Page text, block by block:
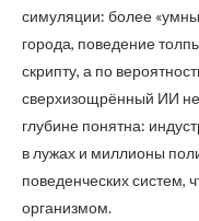
симуляции: более
города, поведение
скрипту, а по
сверхизощрённый ИИ
глубине понятна:
в лужах и миллионы
поведенческих систем,
организмом.